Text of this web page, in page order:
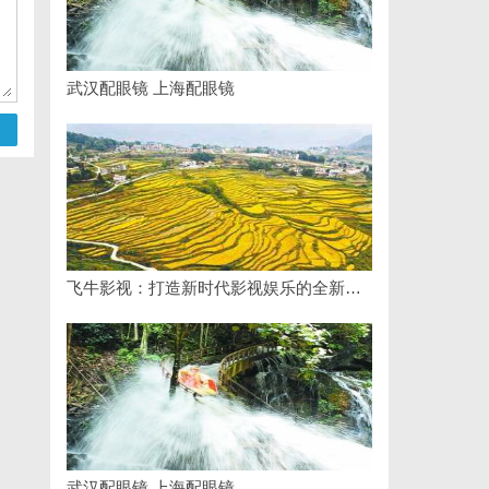
武汉配眼镜 上海配眼镜
飞牛影视：打造新时代影视娱乐的全新体验平台